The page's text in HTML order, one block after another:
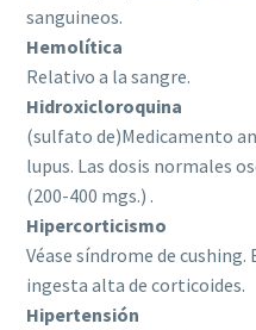
sanguineos.
Hemolítica
Relativo a la sangre.
Hidroxicloroquina
(sulfato de)Medicamento
lupus. Las dosis normales
(200-400 mgs.) .
Hipercorticismo
Véase síndrome de
ingesta alta de corticoides.
Hipertensión